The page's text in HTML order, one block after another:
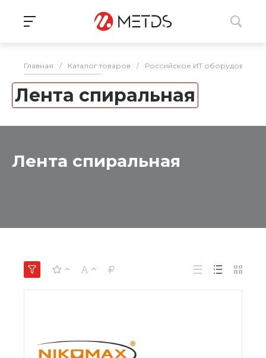
Главная / Каталог товаров / Российское ИТ оборудование
Лента спиральная
Лента спиральная